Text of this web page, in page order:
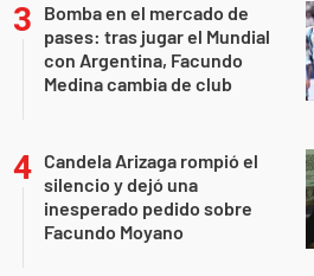
Bomba en el mercado de
pases: tras jugar el Mundial
con Argentina, Facundo
Medina cambia de club
Candela Arizaga rompió el
silencio y dejó una
inesperado pedido sobre
Facundo Moyano